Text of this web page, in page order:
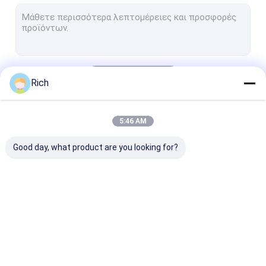
Πληκτρολόγιο βιομηχανικής μεμβράνης
Βιομηχανικό πληκτρολόγιο με Trackball
Rich
5:46 AM
Good day, what product are you looking for?